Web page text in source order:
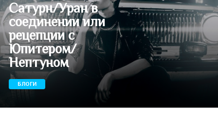
Сатурн/Уран в
соединении или
рецепции с
Юпитером/
Нептуном
БЛОГИ